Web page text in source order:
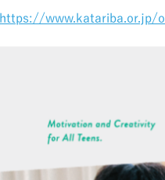
https://www.katariba.or.jp/